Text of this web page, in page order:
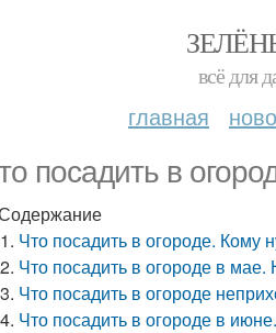
всё для
главная
посадить в
Что посадить в огороде. Кому
Что посадить в огороде в
Что посадить в огороде
Что посадить в огороде в